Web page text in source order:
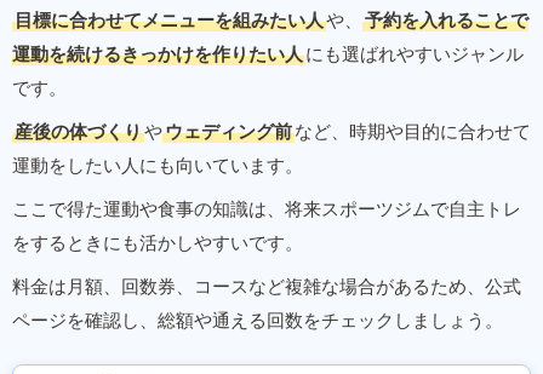
目標に合わせてメニューを組みたい人や、
予約を入れることで
運動を続けるきっかけを作りたい人にも選ばれやすいジャンル
です。
産後の体づくりやウェディング前など、時期や目的に合わせて
運動をしたい人にも向いています。
ここで得た運動や食事の知識は、将来スポーツジムで自主トレ
をするときにも活かしやすいです。
料金は月額、回数券、コースなど複雑な場合があるため、公式
ページを確認し、総額や通える回数をチェックしましょう。